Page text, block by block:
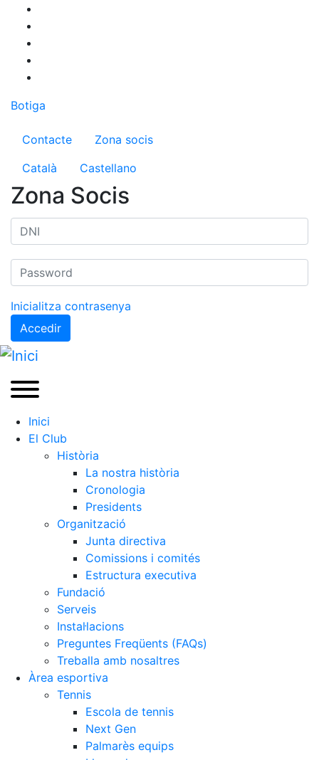
contingut
Botiga
Menú del compte d'usuari
Contacte
Zona socis
Català
Castellano
Zona Socis
Inicialitza contrasenya
Accedir
Inici
El Club
Història
La nostra història
Cronologia
Presidents
Organització
Junta directiva
Comissions i comités
Estructura executiva
Fundació
Serveis
Instal·lacions
Preguntes Freqüents (FAQs)
Treballa amb nosaltres
Àrea esportiva
Tennis
Escola de tennis
Next Gen
Palmarès equips